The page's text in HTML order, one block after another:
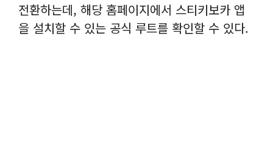
전환하는데, 해당 홈페이지에서 스티키보카 앱
을 설치할 수 있는 공식 루트를 확인할 수 있다.